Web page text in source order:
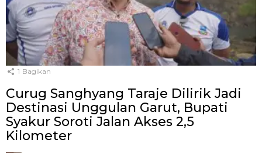
1 Bagikan
Curug Sanghyang Taraje Dilirik Jadi
Destinasi Unggulan Garut, Bupati
Syakur Soroti Jalan Akses 2,5
Kilometer